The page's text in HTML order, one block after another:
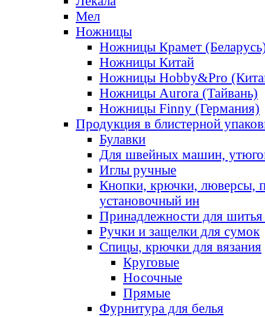
Мел
Ножницы
Ножницы Крамет
Ножницы Китай
Ножницы Hobby&Pro
Ножницы Aurora (Тайвань)
Ножницы Finny (Германия)
Продукция в блистерной
Булавки
Для швейных машин,
Иглы ручные
Кнопки, крючки, люверсы,
установочный ин
Принадлежности для шитья
Ручки и защелки для сумок
Спицы, крючки для вязания
Круговые
Носочные
Прямые
Фурнитура для белья